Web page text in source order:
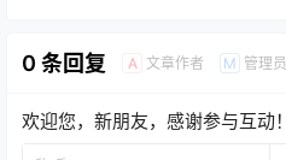
0 条回复 A 文章作者 M 管理员
欢迎您，新朋友，感谢参与互动！